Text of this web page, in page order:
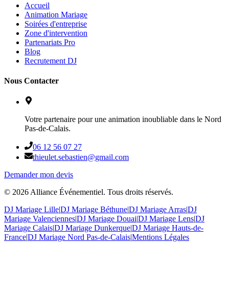
Accueil
Animation Mariage
Soirées d'entreprise
Zone d'intervention
Partenariats Pro
Blog
Recrutement DJ
Nous Contacter
Votre partenaire pour une animation inoubliable dans le Nord
Pas-de-Calais.
06 12 56 07 27
thieulet.sebastien@gmail.com
Demander mon devis
© 2026 Alliance Événementiel. Tous droits réservés.
DJ Mariage Lille|DJ Mariage Béthune|DJ Mariage Arras|DJ
Mariage Valenciennes|DJ Mariage Douai|DJ Mariage Lens|DJ
Mariage Calais|DJ Mariage Dunkerque|DJ Mariage Hauts-de-
France|DJ Mariage Nord Pas-de-Calais|Mentions Légales